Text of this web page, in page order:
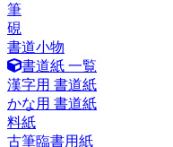
筆
硯
書道小物
書道紙 一覧
漢字用 書道紙
かな用 書道紙
料紙
古筆臨書用紙